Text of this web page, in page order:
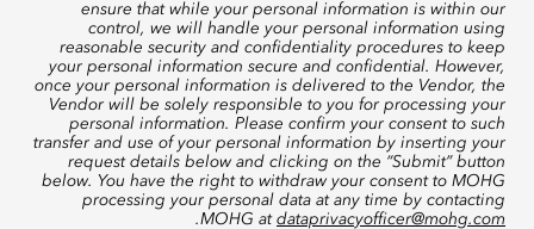
ensure that while your personal information is within our
control, we will handle your personal information using
reasonable security and confidentiality procedures to keep
your personal information secure and confidential. However,
once your personal information is delivered to the Vendor, the
Vendor will be solely responsible to you for processing your
personal information. Please confirm your consent to such
transfer and use of your personal information by inserting your
request details below and clicking on the “Submit” button
below. You have the right to withdraw your consent to MOHG
processing your personal data at any time by contacting
MOHG at dataprivacyofficer@mohg.com
.